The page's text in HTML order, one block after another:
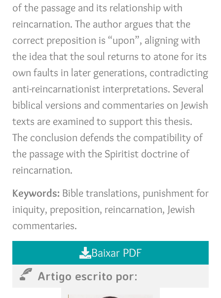
of the passage and its relationship with
reincarnation. The author argues that the
correct preposition is “upon”, aligning with
the idea that the soul returns to atone for its
own faults in later generations, contradicting
anti-reincarnationist interpretations. Several
biblical versions and commentaries on Jewish
texts are examined to support this thesis.
The conclusion defends the compatibility of
the passage with the Spiritist doctrine of
reincarnation.
Keywords: Bible translations, punishment for
iniquity, preposition, reincarnation, Jewish
commentaries.
Baixar PDF
Artigo escrito por: